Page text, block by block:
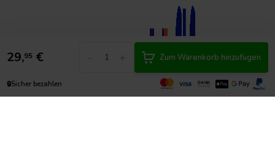
29,95 € Zum Warenkorb hinzufügen
🔒Sicher bezahlen